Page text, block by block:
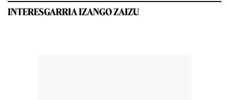
INTERESGARRIA IZANGO ZAIZU